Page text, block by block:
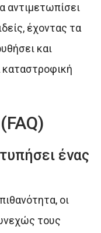
αντιμετωπίσει
έχοντας τα
και
ένας
οι
τους